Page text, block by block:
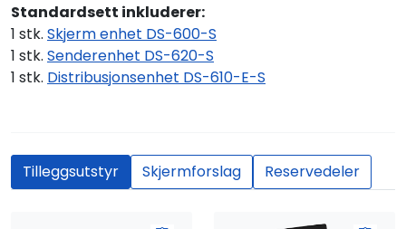
Standardsett inkluderer:
1 stk. Skjerm enhet DS-600-S
1 stk. Senderenhet DS-620-S
1 stk. Distribusjonsenhet DS-610-E-S
Tilleggsutstyr Skjermforslag Reservedeler